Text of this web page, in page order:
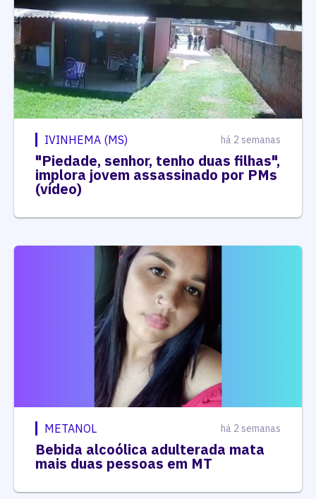
IVINHEMA (MS) há 2 semanas
"Piedade, senhor, tenho duas filhas",
implora jovem assassinado por PMs
(vídeo)
METANOL há 2 semanas
Bebida alcoólica adulterada mata
mais duas pessoas em MT